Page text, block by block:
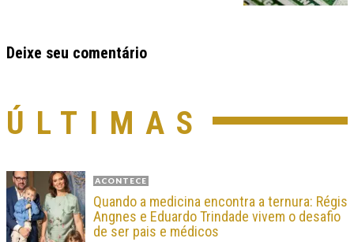
Deixe seu comentário
ÚLTIMAS
ACONTECE
Quando a medicina encontra a ternura: Régis
Angnes e Eduardo Trindade vivem o desafio
de ser pais e médicos